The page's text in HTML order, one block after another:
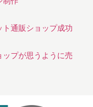
通販ショップ成功
プが思うように売